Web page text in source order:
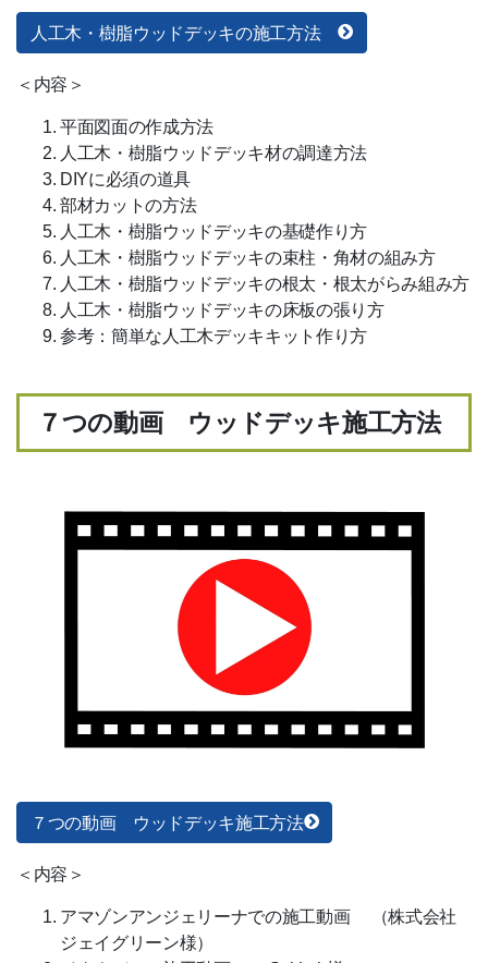
人工木・樹脂ウッドデッキの施工方法
＜内容＞
平面図面の作成方法
人工木・樹脂ウッドデッキ材の調達方法
DIYに必須の道具
部材カットの方法
人工木・樹脂ウッドデッキの基礎作り方
人工木・樹脂ウッドデッキの束柱・角材の組み方
人工木・樹脂ウッドデッキの根太・根太がらみ組み方
人工木・樹脂ウッドデッキの床板の張り方
参考：簡単な人工木デッキキット作り方
７つの動画 ウッドデッキ施工方法
７つの動画 ウッドデッキ施工方法
＜内容＞
アマゾンアンジェリーナでの施工動画 （株式会社
ジェイグリーン様）
m 単価比較表（簡単比較）
ご利用ガイド
Ｑ＆Ａ
納期・配送
倉庫引取サービス
品質基準
オリコ後払い
リーベプロについて
デッキ施工店募集